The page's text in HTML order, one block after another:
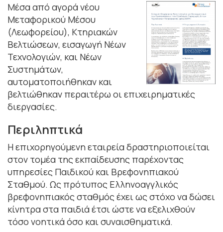
Μέσα από αγορά νέου
Μεταφορικού Μέσου
(Λεωφορείου), Κτηριακών
Βελτιώσεων, εισαγωγή Νέων
Τεχνολογιών, και Νέων
Συστημάτων,
αυτοματοποιήθηκαν και
βελτιώθηκαν περαιτέρω οι επιχειρηματικές
διεργασίες.
Περιληπτικά
Η επιχορηγούμενη εταιρεία δραστηριοποιείται
στον τομέα της εκπαίδευσης παρέχοντας
υπηρεσίες Παιδικού και Βρεφονηπιακού
Σταθμού. Ως πρότυπος Ελληνοαγγλικός
βρεφονηπιακός σταθμός έχει ως στόχο να δώσει
κίνητρα στα παιδιά έτσι ώστε να εξελιχθούν
τόσο νοητικά όσο και συναισθηματικά.